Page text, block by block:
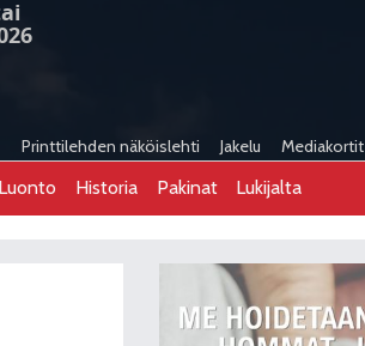
Printtilehden näköislehti Jakelu Mediakortit
Luonto Historia Pakinat Lukijalta